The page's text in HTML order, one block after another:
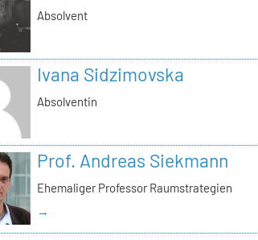
Absolvent
Ivana Sidzimovska
Absolventin
Prof. Andreas Siekmann
Ehemaliger Professor Raumstrategien
→